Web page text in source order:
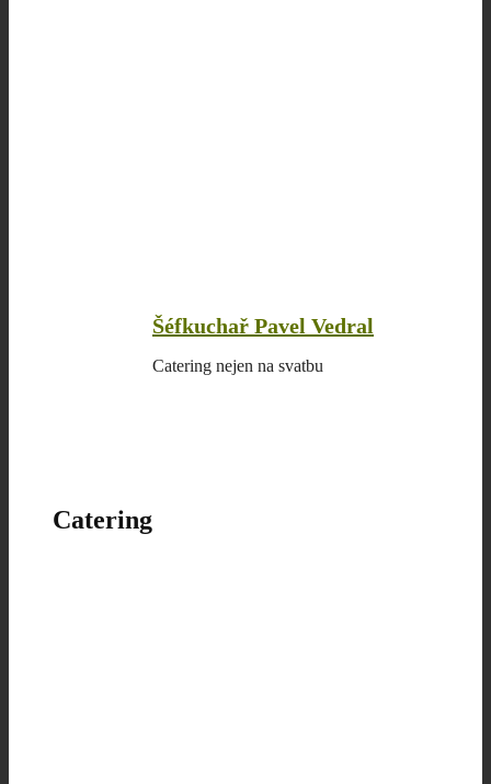
Catering
Šéfkuchař Pavel Vedral
Catering nejen na svatbu